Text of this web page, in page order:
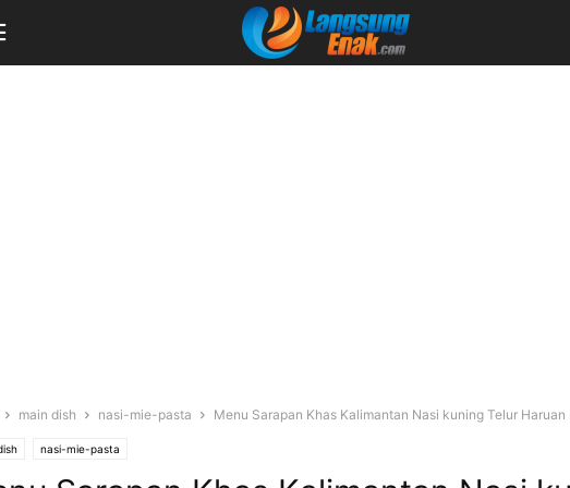
main dish nasi-mie-pasta Menu Sarapan Khas Kalimantan Nasi kuning Telur
nasi-mie-pasta